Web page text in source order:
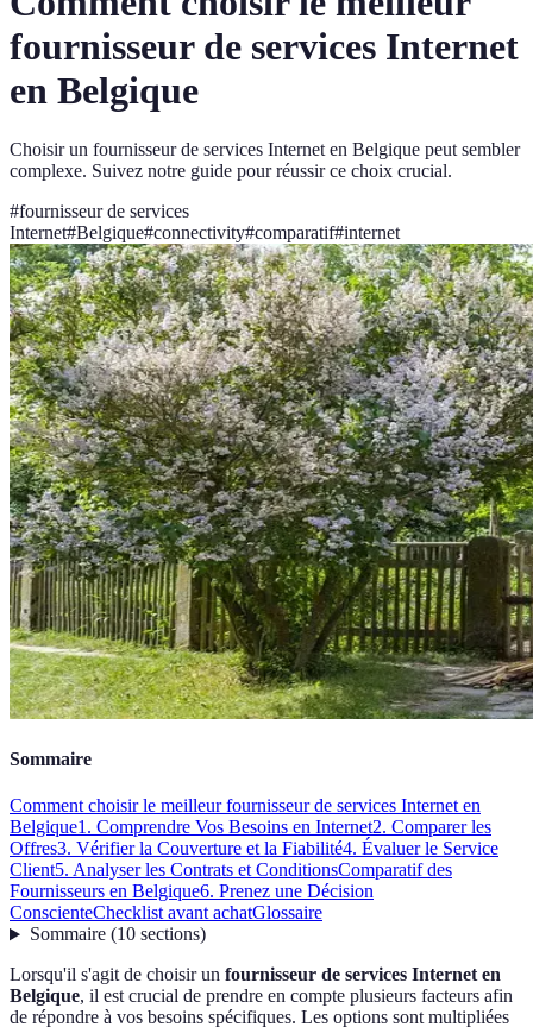
fournisseur de services Internet
en Belgique
Choisir un fournisseur de services Internet en Belgique peut sembler
complexe. Suivez notre guide pour réussir ce choix crucial.
#fournisseur de services
Internet#Belgique#connectivity#comparatif#internet
Sommaire
Comment choisir le meilleur fournisseur de services Internet en
Belgique1. Comprendre Vos Besoins en Internet2. Comparer les
Offres3. Vérifier la Couverture et la Fiabilité4. Évaluer le Service
Client5. Analyser les Contrats et ConditionsComparatif des
Fournisseurs en Belgique6. Prenez une Décision
ConscienteChecklist avant achatGlossaire
Sommaire(10 sections)
Lorsqu'il s'agit de choisir un fournisseur de services Internet en
Belgique, il est crucial de prendre en compte plusieurs facteurs afin
de répondre à vos besoins spécifiques. Les options sont multipliées